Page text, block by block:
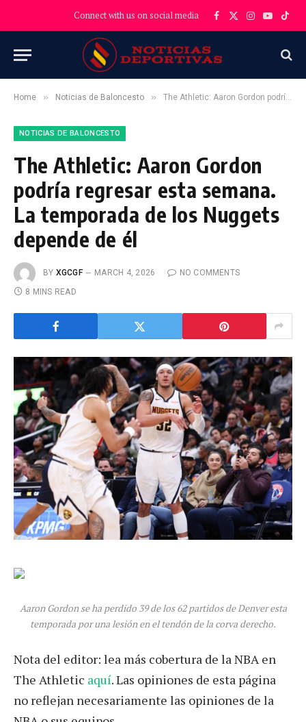
Connect with us on social media Facebook
X
Instagram
YouTube
Home » Noticias de Baloncesto » The Athletic: Aaron Gordon podría regresar esta semana. La temporada de los Nuggets depende de él
NOTICIAS DE BALONCESTO
The Athletic: Aaron Gordon
podría regresar esta semana.
La temporada de los Nuggets
depende de él
BY XGCGF MARCH 4, 2026
NO COMMENTS
8 MINS READ
Aaron Gordon se ha perdido 39 de los 62 partidos de Denver esta
temporada por una lesión en el tendón de la corva derecho.
Nota del editor: lea más cobertura de la NBA en
The Athletic aquí. Las opiniones de esta página
no reflejan necesariamente las opiniones de la